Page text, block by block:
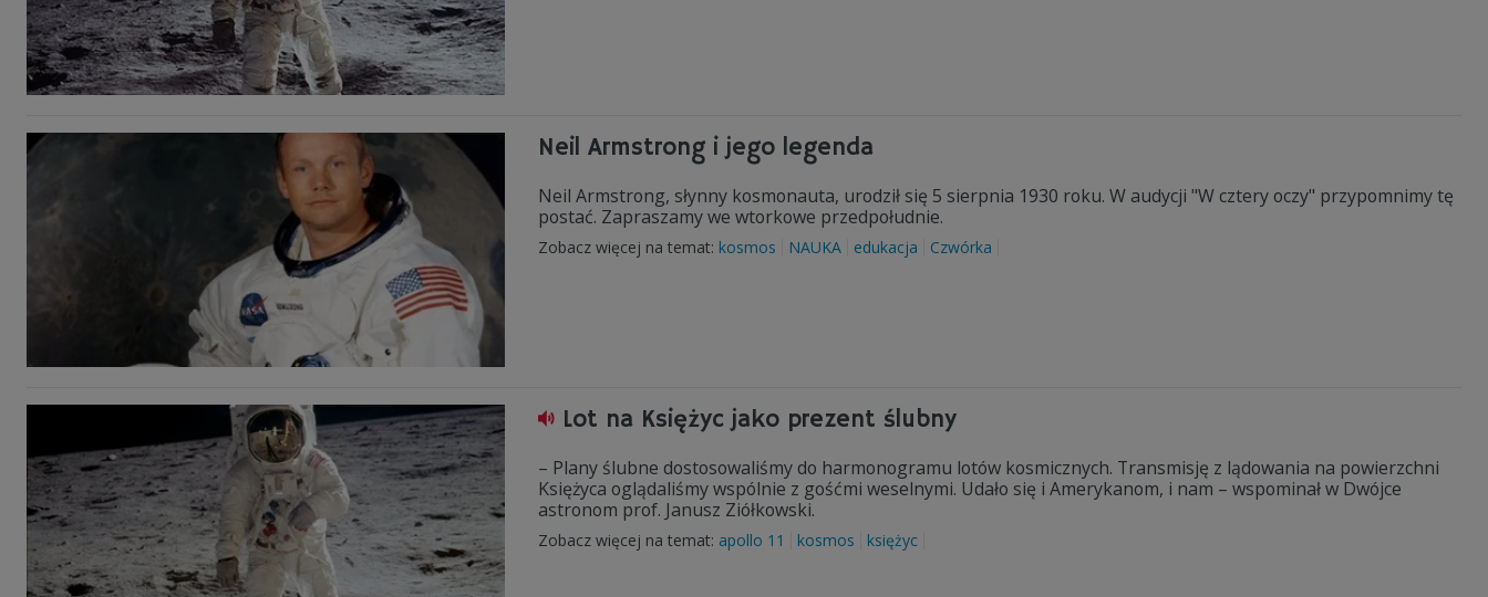
Neil Armstrong i jego legenda
Neil Armstrong, słynny kosmonauta, urodził się 5 sierpnia 1930 roku. W audycji "W cztery oczy" przypomnimy tę
postać. Zapraszamy we wtorkowe przedpołudnie.
Zobacz więcej na temat: kosmos NAUKA edukacja Czwórka
Lot na Księżyc jako prezent ślubny
– Plany ślubne dostosowaliśmy do harmonogramu lotów kosmicznych. Transmisję z lądowania na powierzchni
Księżyca oglądaliśmy wspólnie z gośćmi weselnymi. Udało się i Amerykanom, i nam – wspominał w Dwójce
astronom prof. Janusz Ziółkowski.
Zobacz więcej na temat: apollo 11 kosmos księżyc